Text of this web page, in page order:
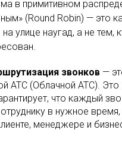
в примитивном
(Round Robin) — это
на улице наугад, а не тем,
звонков —
АТС (Облачной АТС). Это
что каждый
в нужное время,
менеджере и